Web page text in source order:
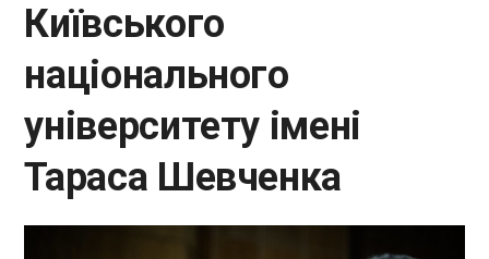
Київського
національного
університету імені
Тараса Шевченка